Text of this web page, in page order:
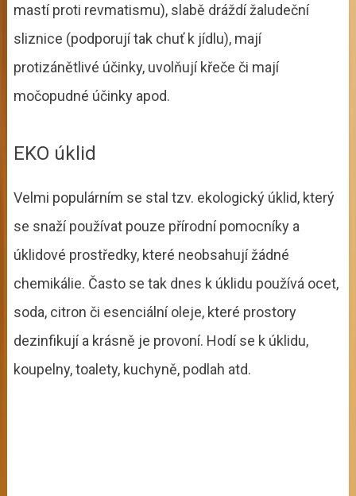
mastí proti revmatismu), slabě dráždí žaludeční
sliznice (podporují tak chuť k jídlu), mají
protizánětlivé účinky, uvolňují křeče či mají
močopudné účinky apod.
EKO úklid
Velmi populárním se stal tzv. ekologický úklid, který
se snaží používat pouze přírodní pomocníky a
úklidové prostředky, které neobsahují žádné
chemikálie. Často se tak dnes k úklidu používá ocet,
soda, citron či esenciální oleje, které prostory
dezinfikují a krásně je provoní. Hodí se k úklidu,
koupelny, toalety, kuchyně, podlah atd.